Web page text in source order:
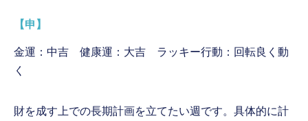
【申】
金運：中吉 健康運：大吉 ラッキー行動：回転良く動
く
財を成す上での長期計画を立てたい週です。具体的に計